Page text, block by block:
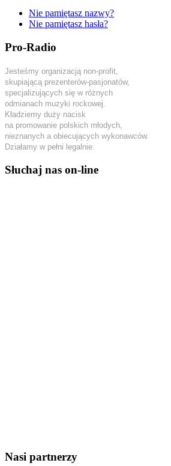
Nie pamiętasz nazwy?
Nie pamiętasz hasła?
Pro-Radio
Jesteśmy organizacją non-profit,
skupiającą prezenterów-pasjonatów,
specjalizujących się w różnych
odmianach muzyki rockowej.
Kładziemy duży nacisk
na promowanie polskich młodych,
nieznanych a obiecujących wykonawców.
Działamy w pełni legalnie.
Słuchaj nas on-line
Nasi partnerzy